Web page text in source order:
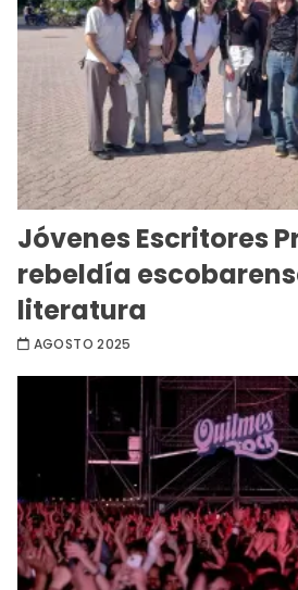
Jóvenes Escritores
rebeldía
literatura
AGOSTO 2025